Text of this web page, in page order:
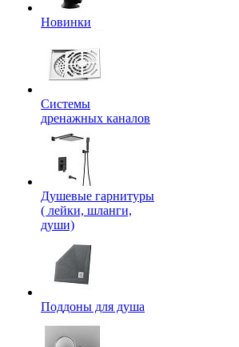
Новинки
Системы
дренажных каналов
Душевые гарнитуры
( лейки, шланги,
души)
Поддоны для душа